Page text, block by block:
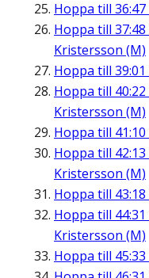
Hoppa till 36:47
Hoppa till 37:48
Kristersson (M)
Hoppa till 39:01
Hoppa till 40:22
Kristersson (M)
Hoppa till 41:10
Hoppa till 42:13
Kristersson (M)
Hoppa till 43:18
Hoppa till 44:31
Kristersson (M)
Hoppa till 45:33